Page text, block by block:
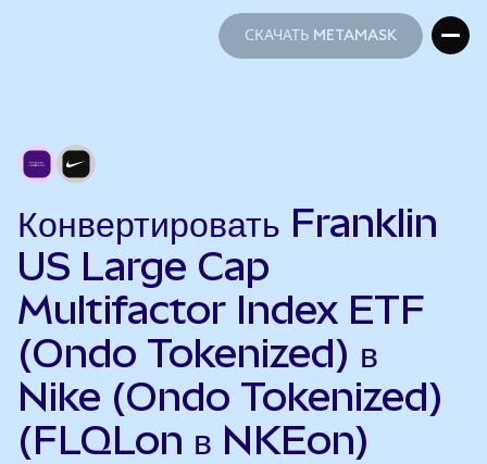
СКАЧАТЬ METAMASK
Конвертировать Franklin
US Large Cap
Multifactor Index ETF
(Ondo Tokenized) в
Nike (Ondo Tokenized)
(FLQLon в NKEon)